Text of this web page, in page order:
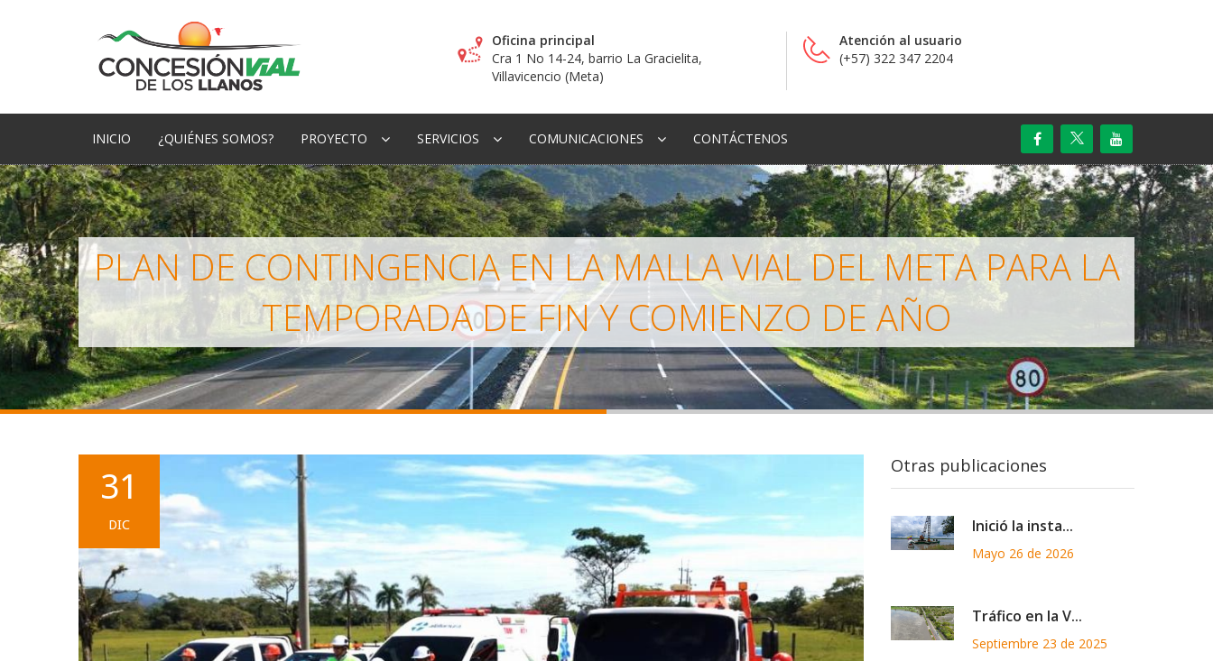
Oficina principal
Cra 1 No 14-24, barrio La Gracielita,
Villavicencio (Meta)
Atención al usuario
(+57) 322 347 2204
INICIO ¿QUIÉNES SOMOS? PROYECTO SERVICIOS COMUNICACIONES CONTÁCTENOS
PLAN DE CONTINGENCIA EN LA MALLA VIAL DEL META PARA LA
TEMPORADA DE FIN Y COMIENZO DE AÑO
31
DIC
Otras publicaciones
Inició la insta...
Mayo 26 de 2026
Tráfico en la V...
Septiembre 23 de 2025